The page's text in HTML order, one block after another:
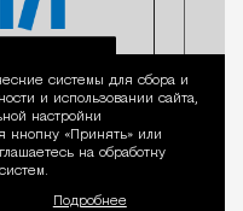
системы для сбора и
и использовании сайта,
настройки
кнопку «Принять» или
на обработку
Подробнее